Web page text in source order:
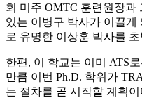
회 미주 OMTC 훈련원장과
있는 이병구 박사가 이끌게
로 유명한 이상훈 박사를
한편, 이 학교는 이미 ATS
만큼 이번 Ph.D. 학위가
는 절차를 곧 시작할 계획이